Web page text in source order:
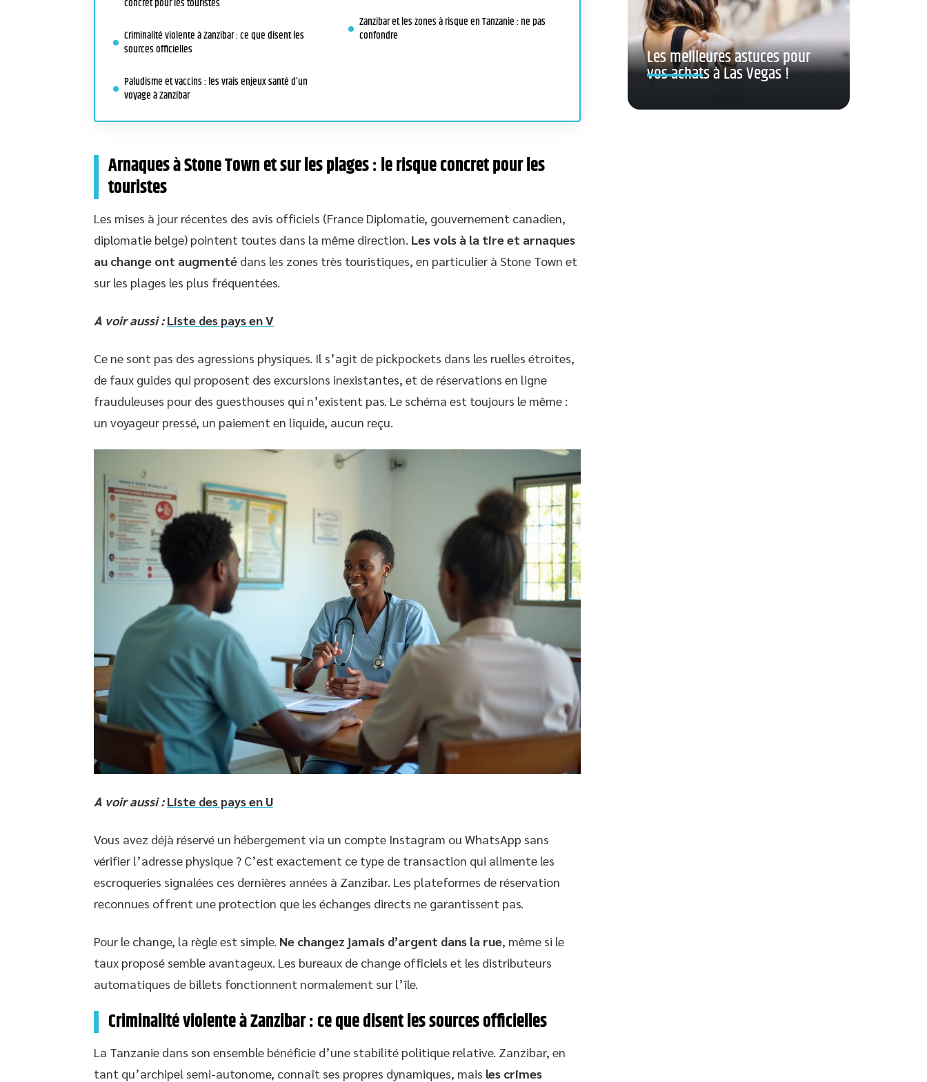
Criminalité violente à Zanzibar : ce que disent les
sources officielles
Paludisme et vaccins : les vrais enjeux santé d’un
voyage à Zanzibar
Zanzibar et les zones à risque en Tanzanie : ne pas
confondre
Arnaques à Stone Town et sur les plages : le risque concret pour les
touristes
Les mises à jour récentes des avis officiels (France Diplomatie, gouvernement canadien,
diplomatie belge) pointent toutes dans la même direction. Les vols à la tire et arnaques
au change ont augmenté dans les zones très touristiques, en particulier à Stone Town et
sur les plages les plus fréquentées.
A voir aussi : Liste des pays en V
Ce ne sont pas des agressions physiques. Il s’agit de pickpockets dans les ruelles étroites,
de faux guides qui proposent des excursions inexistantes, et de réservations en ligne
frauduleuses pour des guesthouses qui n’existent pas. Le schéma est toujours le même :
un voyageur pressé, un paiement en liquide, aucun reçu.
A voir aussi : Liste des pays en U
Vous avez déjà réservé un hébergement via un compte Instagram ou WhatsApp sans
vérifier l’adresse physique ? C’est exactement ce type de transaction qui alimente les
escroqueries signalées ces dernières années à Zanzibar. Les plateformes de réservation
reconnues offrent une protection que les échanges directs ne garantissent pas.
Pour le change, la règle est simple. Ne changez jamais d’argent dans la rue, même si le
taux proposé semble avantageux. Les bureaux de change officiels et les distributeurs
automatiques de billets fonctionnent normalement sur l’île.
Criminalité violente à Zanzibar : ce que disent les sources officielles
La Tanzanie dans son ensemble bénéficie d’une stabilité politique relative. Zanzibar, en
tant qu’archipel semi-autonome, connaît ses propres dynamiques, mais les crimes
Les meilleures astuces pour
vos achats à Las Vegas !